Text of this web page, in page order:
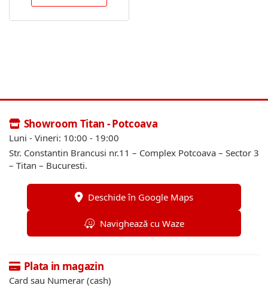
Showroom Titan - Potcoava
Luni - Vineri: 10:00 - 19:00
Str. Constantin Brancusi nr.11 – Complex Potcoava – Sector 3
– Titan – Bucuresti.
Deschide în Google Maps
Navighează cu Waze
Plata in magazin
Card sau Numerar (cash)